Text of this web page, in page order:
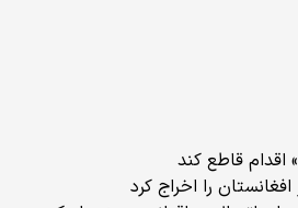
قاطع کند
را اخراج کرد